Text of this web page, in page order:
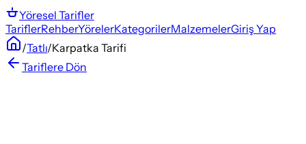
Yöresel Tarifler
TariflerRehberYörelerKategorilerMalzemelerGiriş Yap
/Tatlı/Karpatka Tarifi
Tariflere Dön